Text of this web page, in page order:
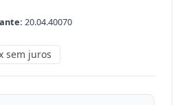
20.04.40070
sem juros